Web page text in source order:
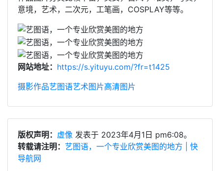
意境，艺术，二次元，工笔画，COSPLAY等等。
网站地址： https://s.yituyu.com/?fr=t1425
摄影作品艺图语艺术图片高清图片
版权声明： 虚像 发表于 2023年4月1日 pm6:08。
转载请注明： 艺图语，一个专业欣赏美图的地方 | 快
导航网